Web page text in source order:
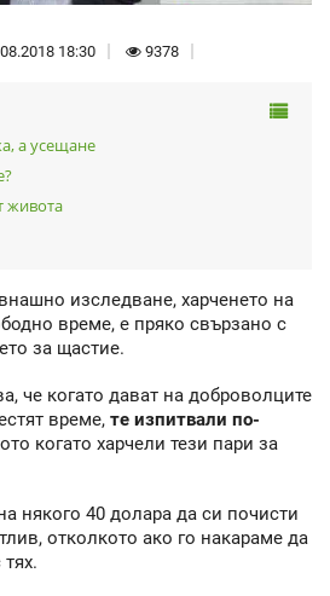
18:30 9378
а усещане
живота
изследване, харченето на
време, е пряко свързано с
за щастие.
че когато дават на доброволците
време, те изпитвали по-
когато харчели тези пари за
някого 40 долара да си почисти
отколкото ако го накараме да